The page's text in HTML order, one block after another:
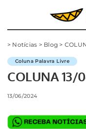
> Notícias > Blog >
Coluna Palavra Livre
COLUNA 13/
13/06/2024